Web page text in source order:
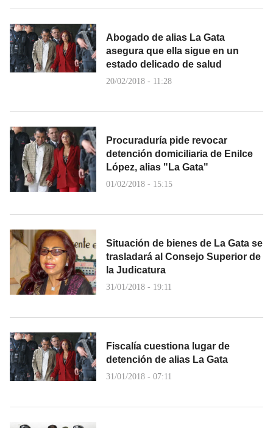
Abogado de alias La Gata
asegura que ella sigue en un
estado delicado de salud
20/02/2018 - 11:28
Procuraduría pide revocar
detención domiciliaria de Enilce
López, alias "La Gata"
01/02/2018 - 15:15
Situación de bienes de La Gata se
trasladará al Consejo Superior de
la Judicatura
31/01/2018 - 19:11
Fiscalía cuestiona lugar de
detención de alias La Gata
31/01/2018 - 07:11